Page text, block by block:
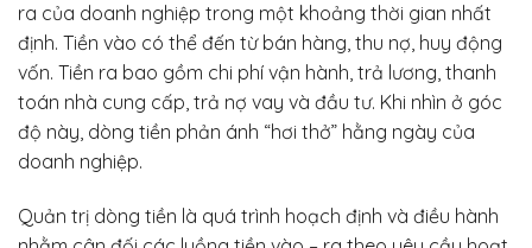
ra của doanh nghiệp trong một khoảng thời gian nhất
định. Tiền vào có thể đến từ bán hàng, thu nợ, huy động
vốn. Tiền ra bao gồm chi phí vận hành, trả lương, thanh
toán nhà cung cấp, trả nợ vay và đầu tư. Khi nhìn ở góc
độ này, dòng tiền phản ánh “hơi thở” hằng ngày của
doanh nghiệp.
Quản trị dòng tiền là quá trình hoạch định và điều hành